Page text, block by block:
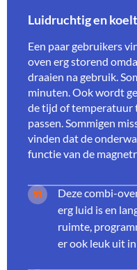
Luidruchtig en
Een paar gebruikers
oven erg storend
draaien na gebruik.
minuten. Ook wordt
de tijd of temperatuur
passen. Sommigen
vinden dat de
functie van de
Deze combi-
erg luid is en
ruimte,
er ook leuk uit